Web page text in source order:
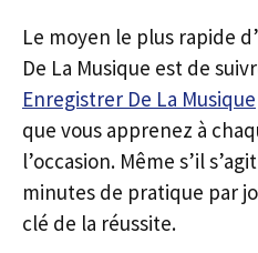
Le moyen le plus rapide
De La Musique est de
Enregistrer De La Musique
que vous apprenez à
l’occasion. Même s’il
minutes de pratique par
clé de la réussite.